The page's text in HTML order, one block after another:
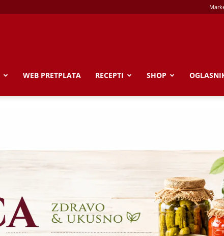
WEB PRETPLATA RECEPTI SHOP